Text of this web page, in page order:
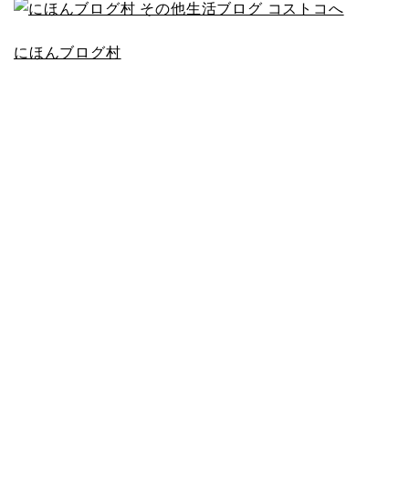
にほんブログ村